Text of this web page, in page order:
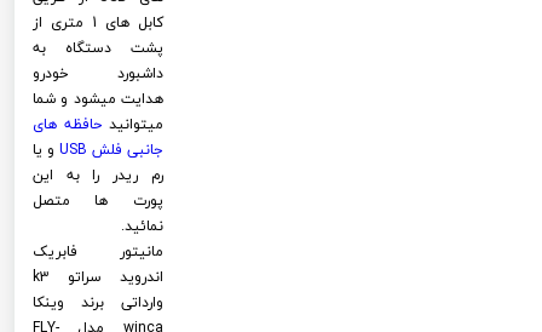
کابل های 1 متری از
پشت دستگاه به
داشبورد خودرو
هدایت میشود و شما
میتوانید حافظه های
جانبی فلش USB و یا
رم ریدر را به این
پورت ها متصل
نمائید.
مانیتور فابریک
اندروید سراتو k3
وارداتی برند وینکا